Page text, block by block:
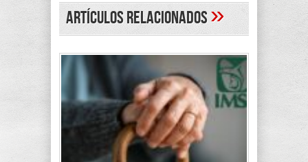
Artículos Relacionados»